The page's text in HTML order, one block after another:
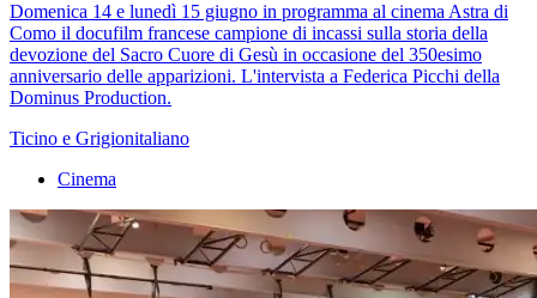
Domenica 14 e lunedì 15 giugno in programma al cinema Astra di
Como il docufilm francese campione di incassi sulla storia della
devozione del Sacro Cuore di Gesù in occasione del 350esimo
anniversario delle apparizioni. L'intervista a Federica Picchi della
Dominus Production.
Ticino e Grigionitaliano
Cinema